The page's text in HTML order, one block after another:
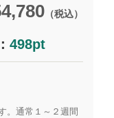
（税込）
498pt
。通常１～２週間